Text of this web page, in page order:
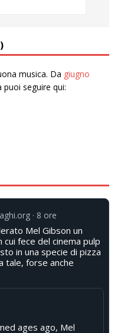
musica. Da giugno
seguire qui:
8 ore
Mel Gibson un
fece del cinema pulp
in una specie di pizza
tale, forse anche
ages ago, Mel